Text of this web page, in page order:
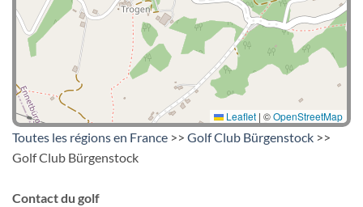
Leaflet | ©OpenStreetMap
Toutes les régions en France >> Golf Club Bürgenstock >>
Golf Club Bürgenstock
Contact du golf